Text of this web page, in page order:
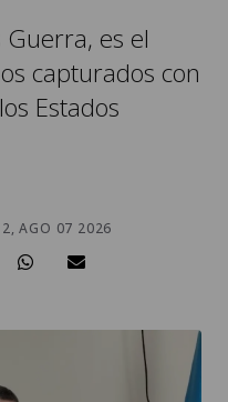
es el
capturados con
Estados
AGO 07 2026